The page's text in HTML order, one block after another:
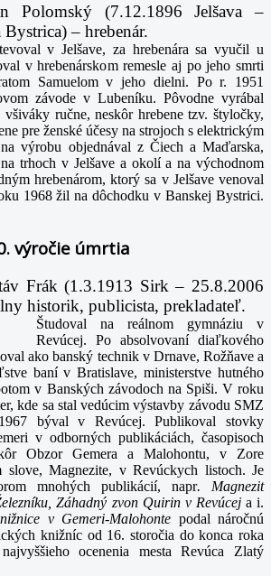
Polomský (7.12.1896 Jelšava –
– hrebenár.
v Jelšave, za hrebenára sa vyučil u
v hrebenárskom remesle aj po jeho smrti
Samuelom v jeho dielni. Po r. 1951
závode v Lubeníku. Pôvodne vyrábal
všiváky ručne, neskôr hrebene tzv. štyločky,
pre ženské účesy na strojoch s elektrickým
výrobu objednával z Čiech a Maďarska,
trhoch v Jelšave a okolí a na východnom
hrebenárom, ktorý sa v Jelšave venoval
1968 žil na dôchodku v Banskej Bystrici.
výročie úmrtia
Frák (1.3.1913 Sirk – 25.8.2006
historik, publicista, prekladateľ.
Študoval na reálnom gymnáziu v
Revúcej. Po absolvovaní diaľkového
ako banský technik v Drnave, Rožňave a
baní v Bratislave, ministerstve hutného
v Banských závodoch na Spiši. V roku
kde sa stal vedúcim výstavby závodu SMZ
býval v Revúcej. Publikoval stovky
v odborných publikáciách, časopisoch
Obzor Gemera a Malohontu, v Zore
slove, Magnezite, v Revúckych listoch. Je
mnohých publikácií, napr. Magnezit
Záhadný zvon Quirin v Revúcej a i.
v Gemeri-Malohonte podal náročnú
knižníc od 16. storočia do konca roka
ocenenia mesta Revúca Zlatý